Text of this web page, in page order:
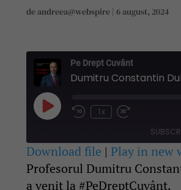
deandreea@webspire |6 august, 2024
Pe Drept Cuvânt
Play
Episode
Rewind
1x
Fast
seconds
SHARE
Download file |Play in new
Profesorul Dumitru
a venit la #PeDreptCuvânt.